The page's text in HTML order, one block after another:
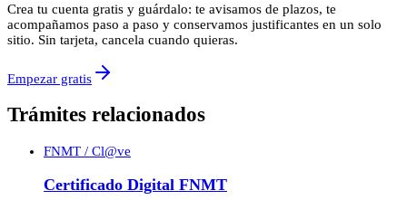
Crea tu cuenta gratis y guárdalo: te avisamos de plazos, te
acompañamos paso a paso y conservamos justificantes en un solo
sitio. Sin tarjeta, cancela cuando quieras.
Empezar gratis
Trámites relacionados
FNMT / Cl@ve
Certificado Digital FNMT